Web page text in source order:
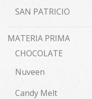
SAN PATRICIO
MATERIA PRIMA
CHOCOLATE
Nuveen
Candy Melt